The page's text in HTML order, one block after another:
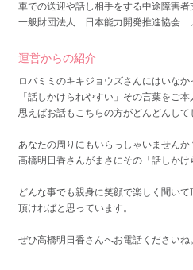
車での送迎や話し相手をする中途障害
一般財団法人 日本能力開発推進協会
運営からの紹介
ロバミミのキキジョウズさんにはいな
「話しかけられやすい」その言葉をご
思えばお話もこちらの方がどんどんし
あなたの周りにもいらっしゃいませんか
高橋明日香さんがまさにその「話しかけ
どんな事でも親身に笑顔で楽しく聞い
頂ければと思っています。
ぜひ高橋明日香さんへお電話くださいね。